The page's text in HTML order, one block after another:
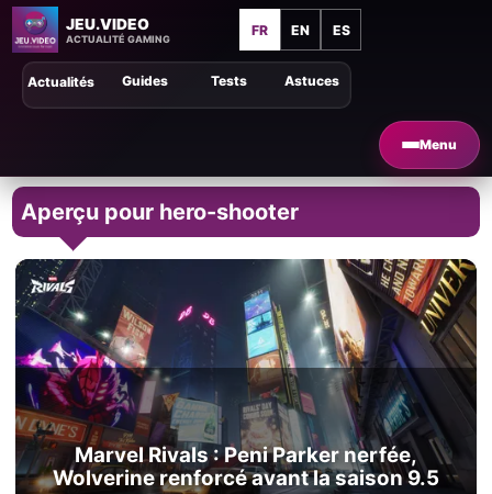
JEU.VIDEO
ACTUALITÉ GAMING
FR EN ES
Menu
Astuces
Guides Tests
Actualités
Aperçu pour hero-shooter
Marvel Rivals : Peni Parker nerfée,
Wolverine renforcé avant la saison 9.5